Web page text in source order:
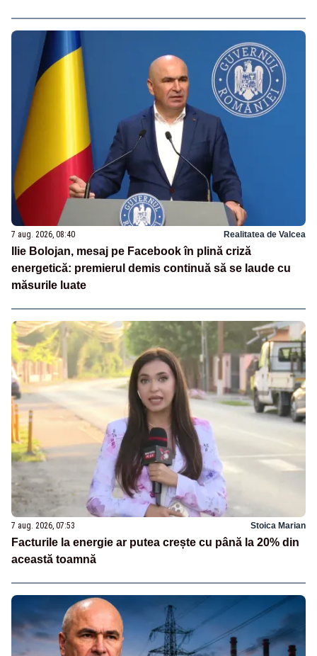
7 aug. 2026, 08:40 Realitatea de Valcea
Ilie Bolojan, mesaj pe Facebook în plină criză
energetică: premierul demis continuă să se laude cu
măsurile luate
7 aug. 2026, 07:53 Stoica Marian
Facturile la energie ar putea crește cu până la 20% din
această toamnă